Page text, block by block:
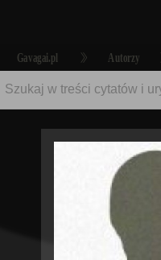
Gavagai.pl Autorzy